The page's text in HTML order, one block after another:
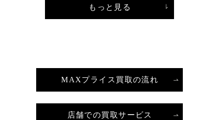
もっと見る
MAXプライス買取の流れ
店舗での買取サービス